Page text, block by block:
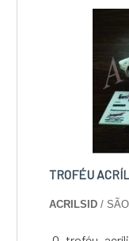
TROFÉU
ACRILSID /